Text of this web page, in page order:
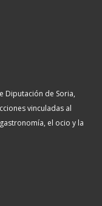
Diputación de Soria,
vinculadas al
el ocio y la